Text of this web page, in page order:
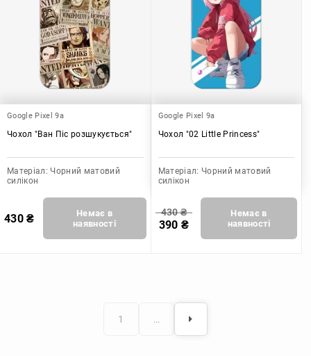
Google Pixel 9a
Чохол "Ван Піс розшукується"
Матеріал: Чорний матовий
силікон
430₴
Немає в
наявності
Google Pixel 9a
Чохол "02 Little Princess"
Матеріал: Чорний матовий
силікон
430₴
390 ₴
Немає в
наявності
1 …